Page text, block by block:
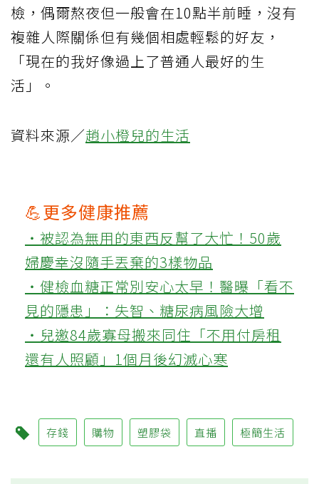
檢，偶爾熬夜但一般會在10點半前睡，沒有
複雜人際關係但有幾個相處輕鬆的好友，
「現在的我好像過上了普通人最好的生
活」。
資料來源／趙小橙兒的生活
💪更多健康推薦
‧被認為無用的東西反幫了大忙！50歲
婦慶幸沒隨手丟棄的3樣物品
‧健檢血糖正常別安心太早！醫曝「看不
見的隱患」：失智、糖尿病風險大增
‧兒邀84歲寡母搬來同住「不用付房租
還有人照顧」1個月後幻滅心寒
存錢 購物 塑膠袋 直播 極簡生活